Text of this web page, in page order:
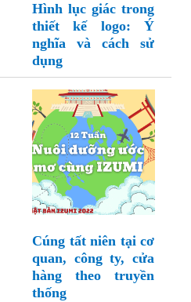
Hình lục giác trong
thiết kế logo: Ý
nghĩa và cách sử
dụng
Cúng tất niên tại cơ
quan, công ty, cửa
hàng theo truyền
thống